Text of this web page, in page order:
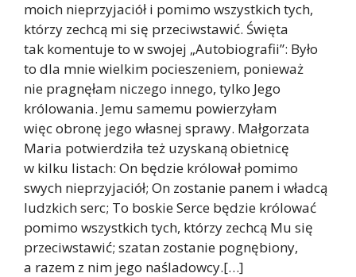
moich nieprzyjaciół i pomimo wszystkich tych,
którzy zechcą mi się przeciwstawić. Święta
tak komentuje to w swojej „Autobiografii”: Było
to dla mnie wielkim pocieszeniem, ponieważ
nie pragnęłam niczego innego, tylko Jego
królowania. Jemu samemu powierzyłam
więc obronę jego własnej sprawy. Małgorzata
Maria potwierdziła też uzyskaną obietnicę
w kilku listach: On będzie królował pomimo
swych nieprzyjaciół; On zostanie panem i władcą
ludzkich serc; To boskie Serce będzie królować
pomimo wszystkich tych, którzy zechcą Mu się
przeciwstawić; szatan zostanie pognębiony,
a razem z nim jego naśladowcy.[…]